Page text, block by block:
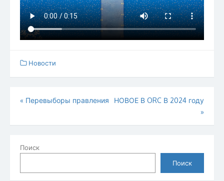
Новости
Навигация
« Перевыборы правления
НОВОЕ В ORC В 2024 году
»
Поиск
Поиск